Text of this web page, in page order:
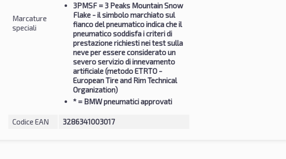
Marcature
speciali
3PMSF= 3 Peaks Mountain Snow
Flake - il simbolo marchiato sul
fianco del pneumatico indica che il
pneumatico soddisfa i criteri di
prestazione richiesti nei test sulla
neve per essere considerato un
severo servizio di innevamento
artificiale (metodo ETRTO -
European Tire and Rim Technical
Organization)
*= BMW pneumatici approvati
Codice EAN 3286341003017